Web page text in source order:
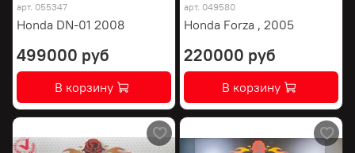
арт. 055347
Honda DN-01 2008
499000 руб
В корзину
арт. 049580
Honda Forza , 2005
220000 руб
В корзину